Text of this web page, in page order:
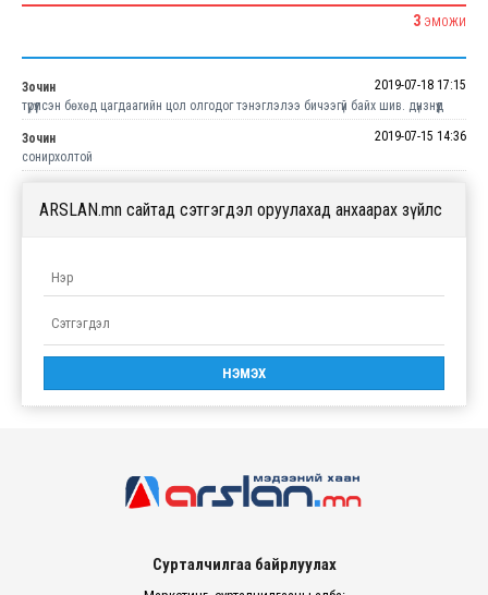
3 ЭМОЖИ
Зочин
2019-07-18 17:15
түрүүлсэн бөхөд цагдаагийн цол олгодог тэнэглэлээ бичээгүй байх шив. дүнзнүүд
Зочин
2019-07-15 14:36
сонирхолтой
ARSLAN.mn сайтад сэтгэгдэл оруулахад анхаарах зүйлс
Сурталчилгаа байрлуулах